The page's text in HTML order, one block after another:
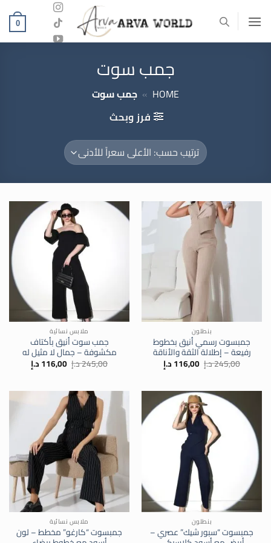
للمحتوى
0
جمب سوت
HOME
» جمب سوت
فرز وبحث
بنطلون
جمبسوت رسمي أنيق بخطوط
رفيعة – إطلالة الثقة والأناقة
245,00د.إ السعر
الأصلي
116,00د.إالحالي
ملابس نسائية
جمب سوت أنيق بأكتاف
مكشوفة – جمال لا مثيل له
245,00د.إ السعر
الأصلي
116,00د.إالحالي
بنطلون
جمبسوت “سبور شيك” عصري –
ملابس نسائية
جمبسوت “كارغو” مخطط – لون